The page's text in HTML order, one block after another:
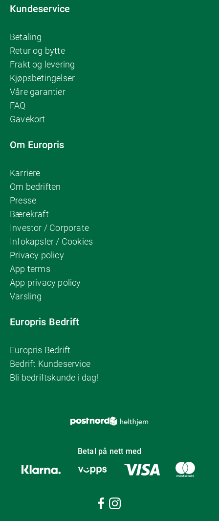
Kundeservice
Betaling
Retur og bytte
Frakt og levering
Kjøpsbetingelser
Våre garantier
FAQ
Gavekort
Om Europris
Karriere
Om bedriften
Presse
Bærekraft
Investor / Corporate
Infokapsler / Cookies
Privacy policy
App terms
App privacy policy
Varsling
Europris Bedrift
Europris Bedrift
Bedrift Kundeservice
Bli bedriftskunde i dag!
Betal på nett med